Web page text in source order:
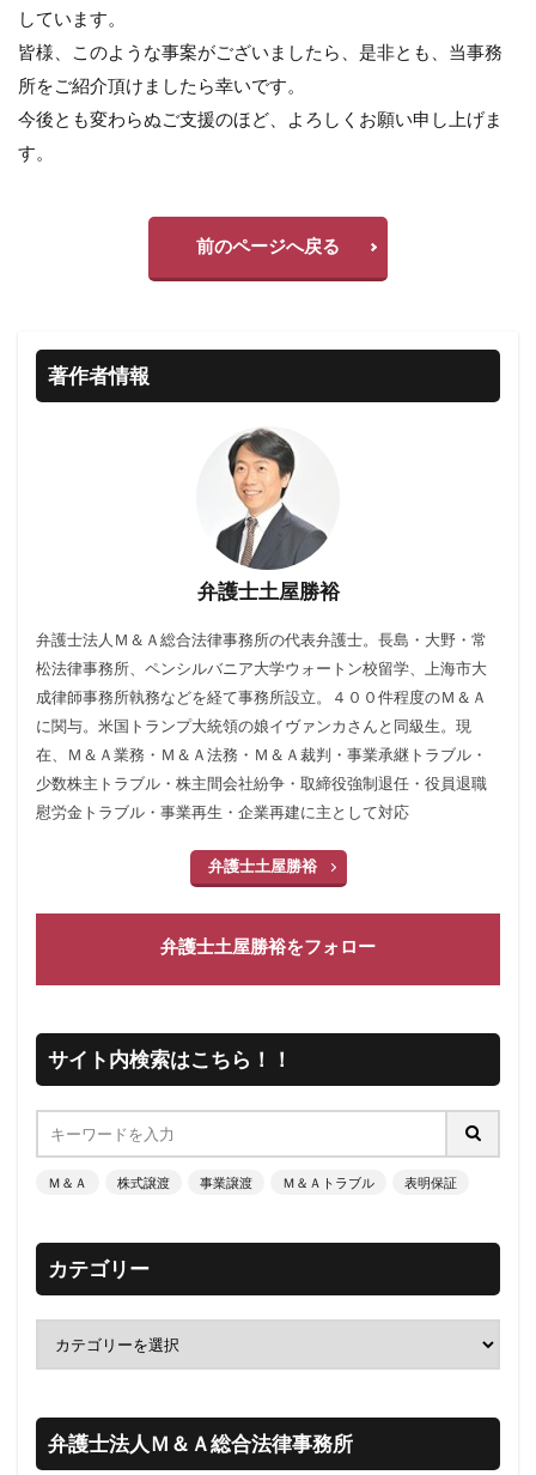
しています。
皆様、このような事案がございましたら、是非とも、当事務
所をご紹介頂けましたら幸いです。
今後とも変わらぬご支援のほど、よろしくお願い申し上げま
す。
前のページへ戻る
著作者情報
弁護士土屋勝裕
弁護士法人Ｍ＆Ａ総合法律事務所の代表弁護士。長島・大野・常
松法律事務所、ペンシルバニア大学ウォートン校留学、上海市大
成律師事務所執務などを経て事務所設立。４００件程度のＭ＆Ａ
に関与。米国トランプ大統領の娘イヴァンカさんと同級生。現
在、Ｍ＆Ａ業務・Ｍ＆Ａ法務・Ｍ＆Ａ裁判・事業承継トラブル・
少数株主トラブル・株主間会社紛争・取締役強制退任・役員退職
慰労金トラブル・事業再生・企業再建に主として対応
弁護士土屋勝裕
弁護士土屋勝裕をフォロー
サイト内検索はこちら！！
Ｍ＆Ａ 株式譲渡 事業譲渡 Ｍ＆Ａトラブル 表明保証
カテゴリー
弁護士法人Ｍ＆Ａ総合法律事務所